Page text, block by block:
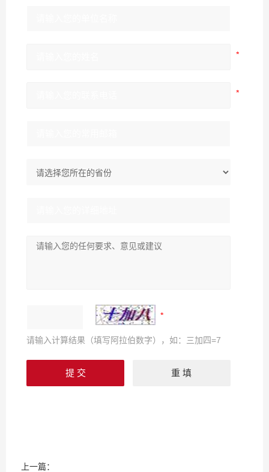
请输入计算结果（填写阿拉伯数字），如：三加四=7
上一篇：